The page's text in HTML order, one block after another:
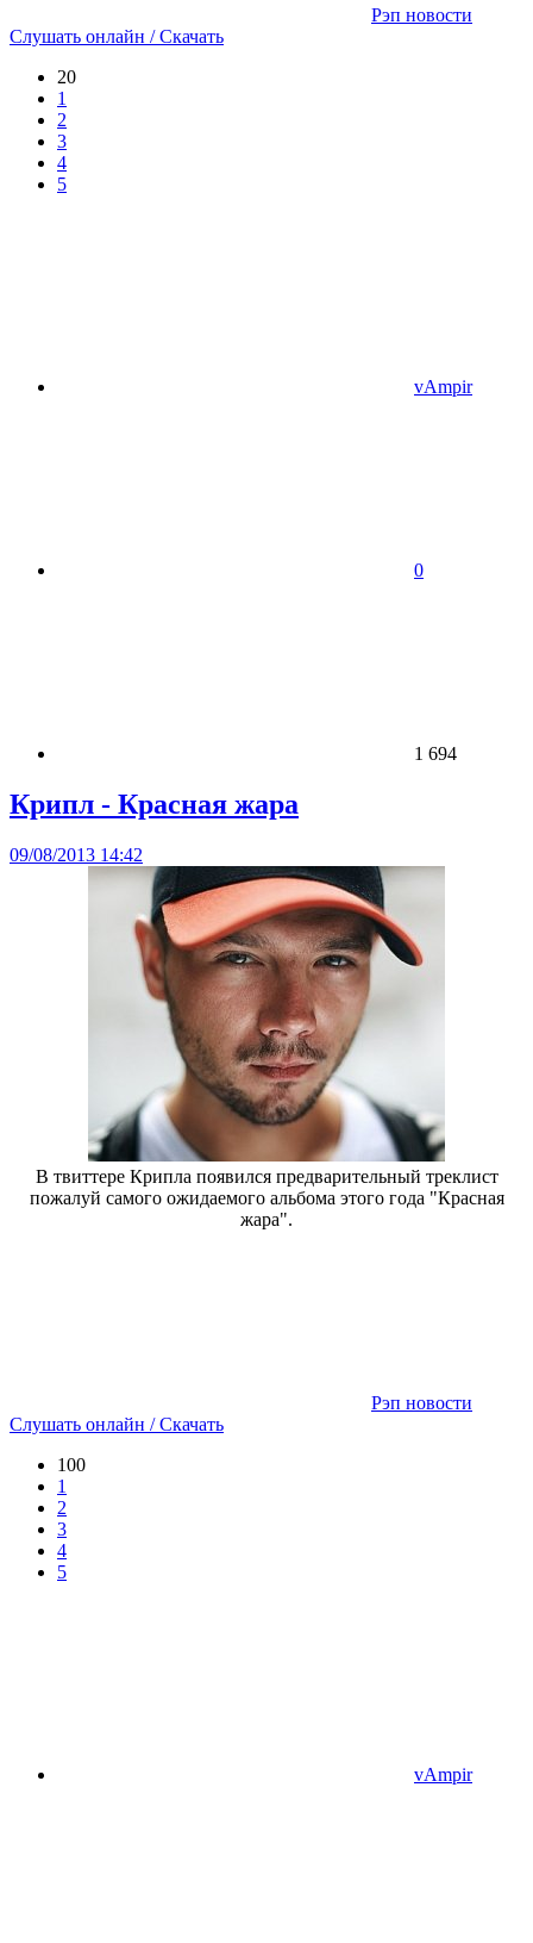
Рэп новости
Слушать онлайн / Скачать
20
1
2
3
4
5
vAmpir
0
1 694
Крипл - Красная жара
09/08/2013 14:42
В твиттере Крипла появился предварительный треклист
пожалуй самого ожидаемого альбома этого года "Красная
жара".
Рэп новости
Слушать онлайн / Скачать
100
1
2
3
4
5
vAmpir